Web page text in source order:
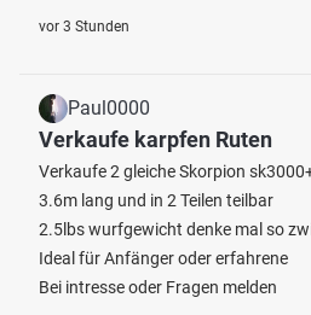
vor 3 Stunden
Paul0000
Verkaufe karpfen Ruten
Verkaufe 2 gleiche Skorpion
3.6m lang und in 2 Teilen teilbar
2.5lbs wurfgewicht denke mal so
Ideal für Anfänger oder erfahrene
Bei intresse oder Fragen melden